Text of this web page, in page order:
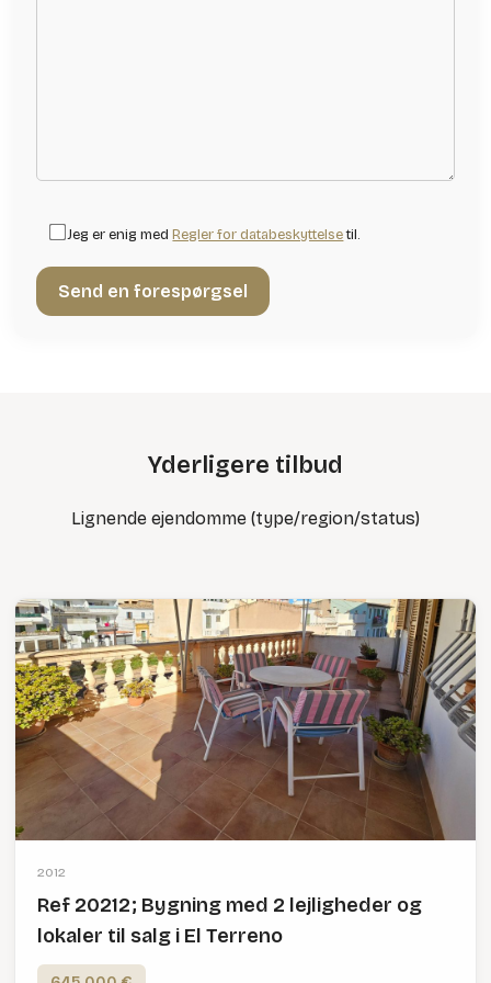
Jeg er enig medRegler for databeskyttelsetil.
Yderligere tilbud
Lignende ejendomme (type/region/status)
2012
Ref 20212; Bygning med 2 lejligheder og
lokaler til salg i El Terreno